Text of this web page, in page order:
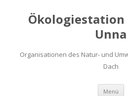
Ökologiestation
Unna
Organisationen des Natur- und
Dach
Menü